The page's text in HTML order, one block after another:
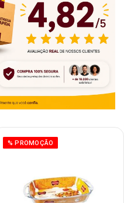
% PROMOÇÃO